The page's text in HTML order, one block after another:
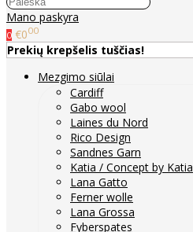
Mano paskyra
0 €000
Prekių krepšelis tuščias!
Mezgimo siūlai
Cardiff
Gabo wool
Laines du Nord
Rico Design
Sandnes Garn
Katia / Concept by Katia
Lana Gatto
Ferner wolle
Lana Grossa
Fyberspates